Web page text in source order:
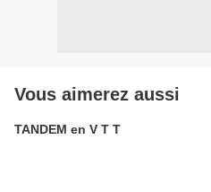
Vous aimerez aussi
TANDEM en V T T